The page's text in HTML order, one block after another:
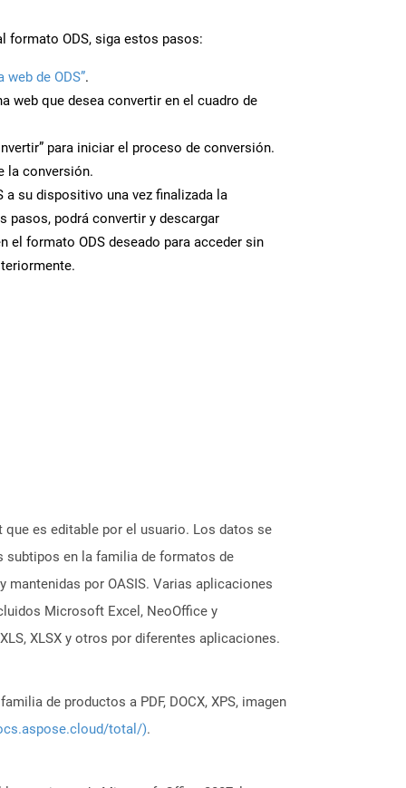
formato ODS, siga estos pasos:
web de ODS”.
web que desea convertir en el cuadro de
para iniciar el proceso de conversión.
la conversión.
a su dispositivo una vez finalizada la
pasos, podrá convertir y descargar
el formato ODS deseado para acceder sin
es editable por el usuario. Los datos se
subtipos en la familia de formatos de
por OASIS. Varias aplicaciones
Microsoft Excel, NeoOffice y
XLSX y otros por diferentes aplicaciones.
de productos a PDF, DOCX, XPS, imagen
total/).